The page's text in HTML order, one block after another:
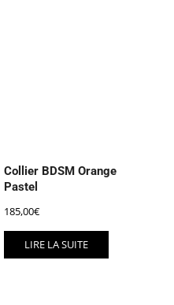
Collier BDSM Orange
Pastel
185,00€
LIRE LA SUITE